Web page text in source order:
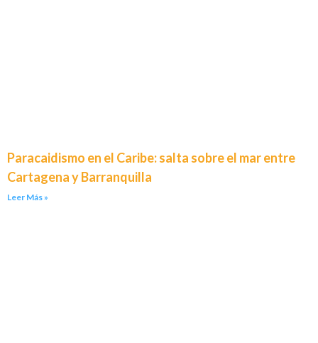
Paracaidismo en el Caribe: salta sobre el mar entre
Cartagena y Barranquilla
Leer Más »